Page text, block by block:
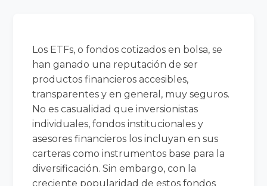
Los ETFs, o fondos cotizados en bolsa, se
han ganado una reputación de ser
productos financieros accesibles,
transparentes y en general, muy seguros.
No es casualidad que inversionistas
individuales, fondos institucionales y
asesores financieros los incluyan en sus
carteras como instrumentos base para la
diversificación. Sin embargo, con la
creciente popularidad de estos fondos